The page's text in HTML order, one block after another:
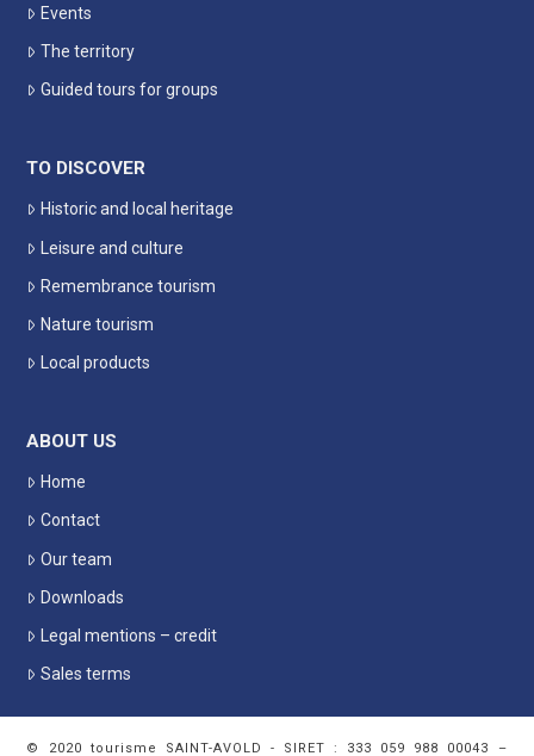
Events
The territory
Guided tours for groups
TO DISCOVER
Historic and local heritage
Leisure and culture
Remembrance tourism
Nature tourism
Local products
ABOUT US
Home
Contact
Our team
Downloads
Legal mentions – credit
Sales terms
© 2020 tourisme SAINT-AVOLD - SIRET : 333 059 988 00043 –